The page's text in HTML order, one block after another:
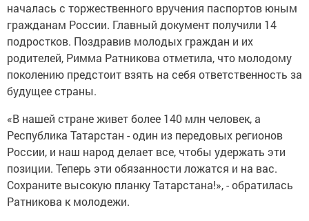
началась с торжественного вручения паспортов юным
гражданам России. Главный документ получили 14
подростков. Поздравив молодых граждан и их
родителей, Римма Ратникова отметила, что молодому
поколению предстоит взять на себя ответственность за
будущее страны.
«В нашей стране живет более 140 млн человек, а
Республика Татарстан - один из передовых регионов
России, и наш народ делает все, чтобы удержать эти
позиции. Теперь эти обязанности ложатся и на вас.
Сохраните высокую планку Татарстана!», - обратилась
Ратникова к молодежи.